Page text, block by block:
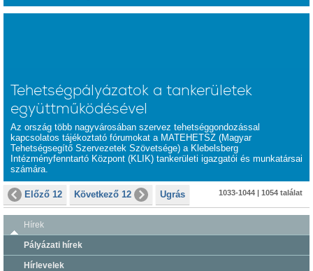
Tehetségpályázatok a tankerületek
együttműködésével
Az ország több nagyvárosában szervez tehetséggondozással
kapcsolatos tájékoztató fórumokat a MATEHETSZ (Magyar
Tehetségsegítő Szervezetek Szövetsége) a Klebelsberg
Intézményfenntartó Központ (KLIK) tankerületi igazgatói és munkatársai
számára.
Előző 12 Következő 12 Ugrás 1033-1044 | 1054 találat
Hírek
Pályázati hírek
Hírlevelek